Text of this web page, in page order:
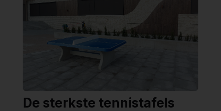
De sterkste tennistafels